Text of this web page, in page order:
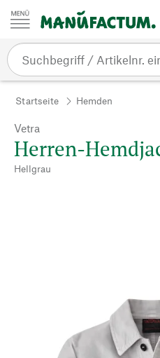
Zum Inhalt springen
Startseite Hemden
Vetra
Herren-
Hellgrau